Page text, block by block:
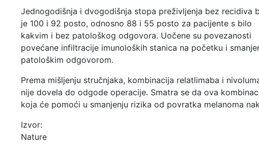
Jednogodišnja i dvogodišnja stopa preživljenja bez recidiva
je 100 i 92 posto, odnosno 88 i 55 posto za pacijente s bilo
kakvim i bez patološkog odgovora. Uočene su povezanosti
povećane infiltracije imunoloških stanica na početku i
patološkim odgovorom.
Prema mišljenju stručnjaka, kombinacija relatlimaba i
nije dovela do odgode operacije. Smatra se da ova
koja će pomoći u smanjenju rizika od povratka melanoma
Izvor:
Nature